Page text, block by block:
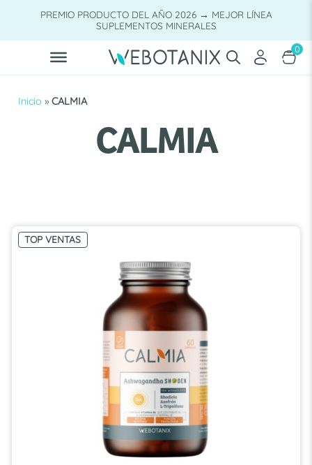
PREMIO PRODUCTO DEL AÑO 2026 → MEJOR LÍNEA
SUPLEMENTOS MINERALES
0
Inicio » CALMIA
CALMIA
TOP VENTAS